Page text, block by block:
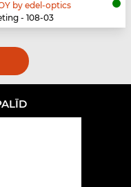
by edel-optics
- 108-03